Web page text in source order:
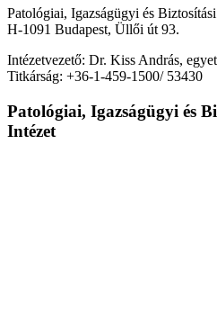
Patológiai, Igazságügyi és
H-1091 Budapest, Üllői út 93.
Intézetvezető: Dr. Kiss András,
Titkárság: +36-1-459-1500/ 53430
Patológiai, Igazságügyi és
Intézet